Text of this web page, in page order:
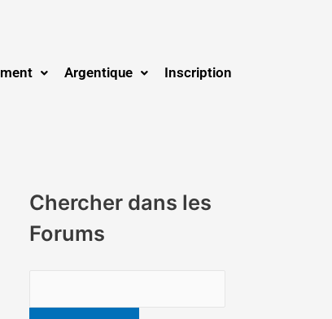
Argentique Inscription
Chercher dans les
Forums